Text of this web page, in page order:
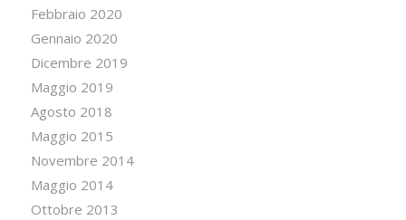
Febbraio 2020
Gennaio 2020
Dicembre 2019
Maggio 2019
Agosto 2018
Maggio 2015
Novembre 2014
Maggio 2014
Ottobre 2013